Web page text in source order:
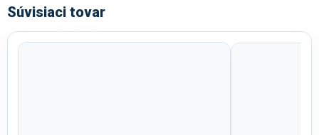
Súvisiaci tovar